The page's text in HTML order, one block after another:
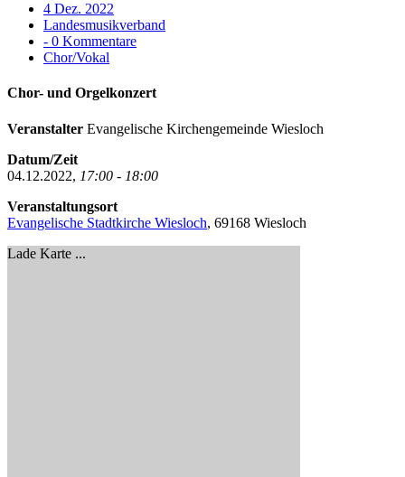
4 Dez. 2022
Landesmusikverband
- 0 Kommentare
Chor/Vokal
Chor- und Orgelkonzert
Veranstalter Evangelische Kirchengemeinde Wiesloch
Datum/Zeit
04.12.2022, 17:00 - 18:00
Veranstaltungsort
Evangelische Stadtkirche Wiesloch, 69168 Wiesloch
Lade Karte ...